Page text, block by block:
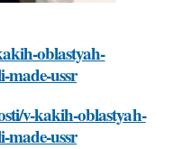
oblastyah-
made-ussr
v-kakih-oblastyah-
made-ussr